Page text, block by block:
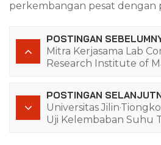
perkembangan pesat dengan
POSTINGAN
Mitra Kerjasama Lab
Research Institute of
POSTINGAN
Universitas
Uji Kelembaban Suhu